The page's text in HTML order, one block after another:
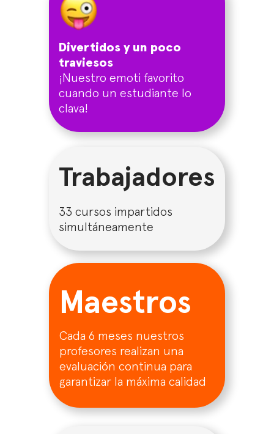
Divertidos y un poco
traviesos
¡Nuestro emoti favorito
cuando un estudiante lo
clava!
33 cursos impartidos
simultáneamente
Trabajadores
Maestros
Cada 6 meses nuestros
profesores realizan una
evaluación continua para
garantizar la máxima calidad